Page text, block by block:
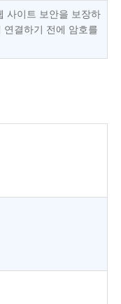
사이트 보안을 보장하
연결하기 전에 암호를